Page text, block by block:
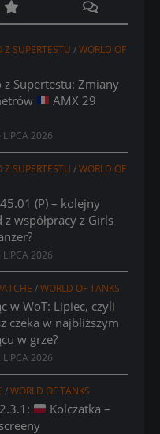
Z SUPERTESTU /WORLD OF
z Supertestu: Zmiany
AMX 29
2026
Z SUPERTESTU /WORLD OF
(P) – kolejny
z współpracy z Girls
2026
/WORLD OF TANKS
w WoT: Lipiec, czyli
czeka w najbliższym
w grze?
2026
/WORLD OF TANKS
Kolczatka –